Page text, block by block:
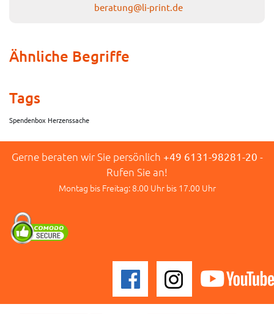
beratung@li-print.de
Ähnliche Begriffe
Tags
Spendenbox Herzenssache
Gerne beraten wir Sie persönlich +49 6131-98281-20 -
Rufen Sie an!
Montag bis Freitag: 8.00 Uhr bis 17.00 Uhr